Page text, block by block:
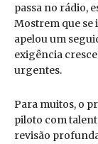
passa no rádio,
Mostrem que se
apelou um
exigência
urgentes.
Para muitos, o
piloto com
revisão